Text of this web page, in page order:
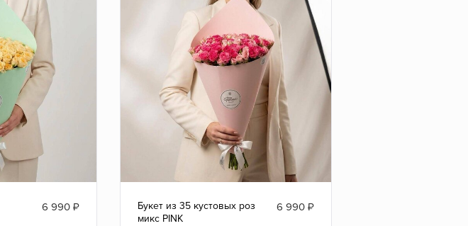
6 990 ₽
Букет из 35 кустовых роз
микс PINK
6 990₽